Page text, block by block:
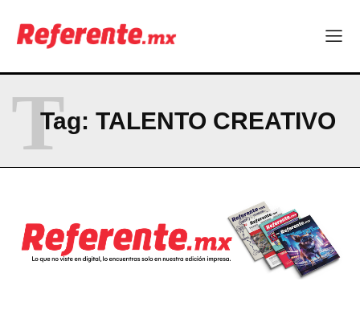
Company
ABOUT
CONTACT
PRIVACY POLICY
Tag: TALENTO CREATIVO
T